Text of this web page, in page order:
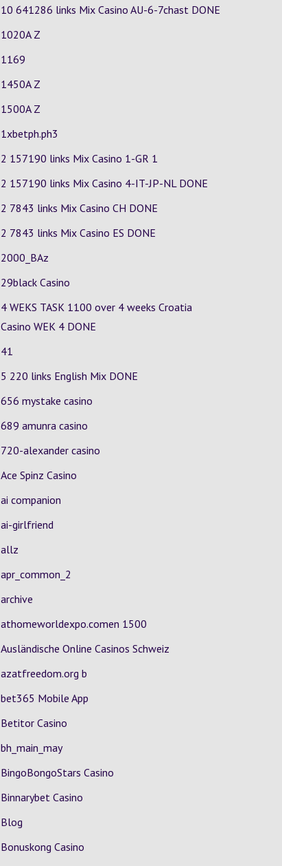
10 641286 links Mix Casino AU-6-7chast DONE
1020A Z
1169
1450A Z
1500A Z
1xbetph.ph3
2 157190 links Mix Casino 1-GR 1
2 157190 links Mix Casino 4-IT-JP-NL DONE
2 7843 links Mix Casino CH DONE
2 7843 links Mix Casino ES DONE
2000_BAz
29black Casino
4 WEKS TASK 1100 over 4 weeks Croatia
Casino WEK 4 DONE
41
5 220 links English Mix DONE
656 mystake casino
689 amunra casino
720-alexander casino
Ace Spinz Casino
ai companion
ai-girlfriend
allz
apr_common_2
archive
athomeworldexpo.comen 1500
Ausländische Online Casinos Schweiz
azatfreedom.org b
bet365 Mobile App
Betitor Casino
bh_main_may
BingoBongoStars Casino
Binnarybet Casino
Blog
Bonuskong Casino